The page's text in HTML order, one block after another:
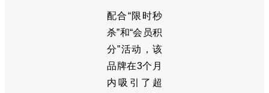
配合“限时秒
杀”和“会员积
分”活动，该
品牌在3个月
内吸引了超